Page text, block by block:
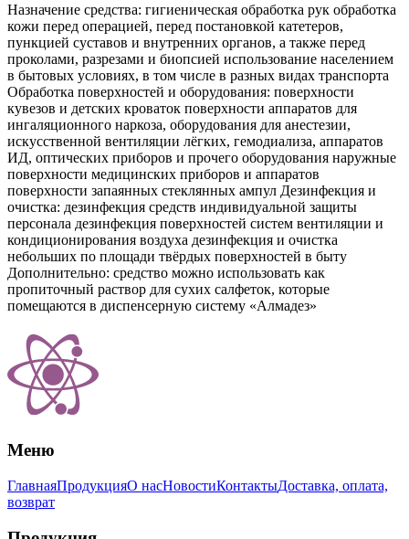
Назначение средства: гигиеническая обработка рук обработка
кожи перед операцией, перед постановкой катетеров,
пункцией суставов и внутренних органов, а также перед
проколами, разрезами и биопсией использование населением
в бытовых условиях, в том числе в разных видах транспорта
Обработка поверхностей и оборудования: поверхности
кувезов и детских кроваток поверхности аппаратов для
ингаляционного наркоза, оборудования для анестезии,
искусственной вентиляции лёгких, гемодиализа, аппаратов
ИД, оптических приборов и прочего оборудования наружные
поверхности медицинских приборов и аппаратов
поверхности запаянных стеклянных ампул Дезинфекция и
очистка: дезинфекция средств индивидуальной защиты
персонала дезинфекция поверхностей систем вентиляции и
кондиционирования воздуха дезинфекция и очистка
небольших по площади твёрдых поверхностей в быту
Дополнительно: средство можно использовать как
пропиточный раствор для сухих салфеток, которые
помещаются в диспенсерную систему «Алмадез»
Меню
ГлавнаяПродукцияО насНовостиКонтактыДоставка, оплата,
возврат